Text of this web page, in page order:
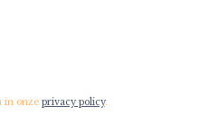
in onze privacy policy.